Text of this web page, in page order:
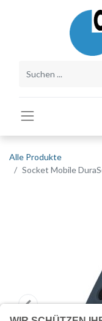
Alle Produkte
Socket Mobile